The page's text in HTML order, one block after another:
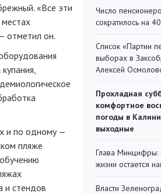
«Все эти
отметил он.
и по одному —
пляже
и стендов
Число
сократилось на
Список «Партии
выборах в
Алексей
Прохладная
комфортное
погоды в
выходные
Глава
жизни остается
Власти